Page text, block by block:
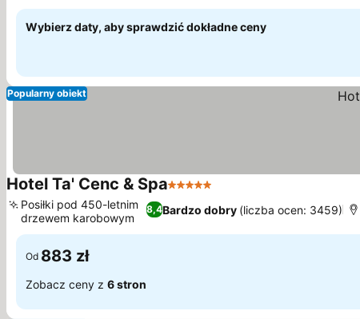
Wybierz daty, aby sprawdzić dokładne ceny
Popularny obiekt
Hotel Ta' Cenc & Spa5 Kategoria
8,4Bardzo dobry (liczba ocen: 3459)
Posiłki pod 450-letnim
drzewem karobowym
Od 883 zł
Zobacz ceny z 6 stron